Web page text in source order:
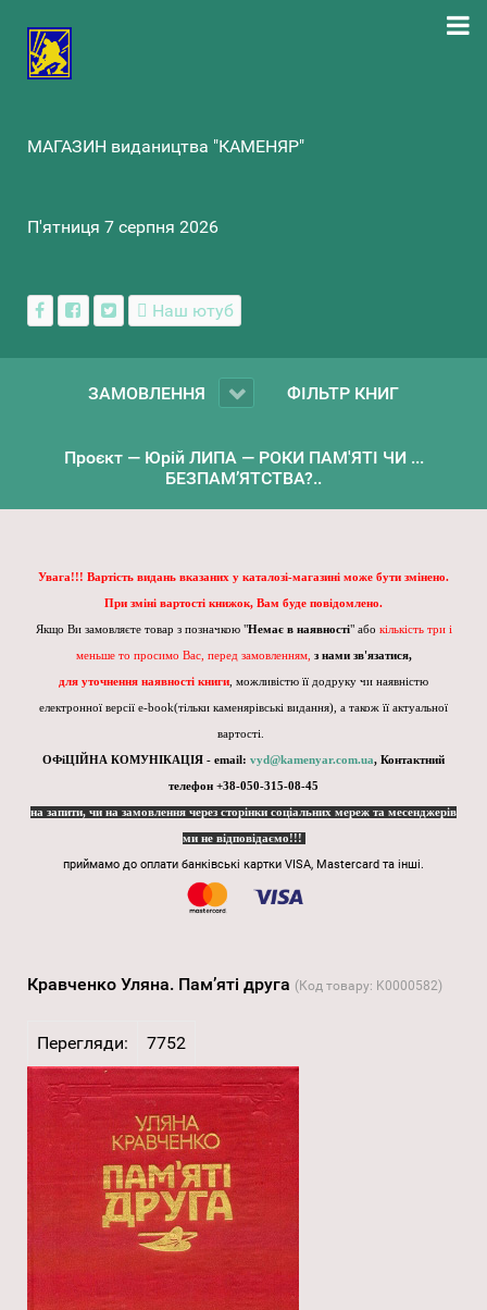
МАГАЗИН видаництва "КАМЕНЯР"
П'ятниця 7 серпня 2026
Наш ютуб
ЗАМОВЛЕННЯ ФІЛЬТР КНИГ
Проєкт — Юрій ЛИПА — РОКИ ПАМ'ЯТІ ЧИ ...
БЕЗПАМ’ЯТСТВА?..
Увага!!! Вартість видань вказаних у каталозі-магазині може бути змінено.
При зміні вартості книжок, Вам буде повідомлено.
Якщо Ви замовляєте товар з позначкою "Немає в наявності" або кількість три і
меньше то просимо Вас, перед замовленням, з нами зв'язатися,
для уточнення наявності книги , можливістю її додруку чи наявністю
електронної версії e-book(тільки каменярівські видання), а також її актуальної
вартості.
ОФіЦІЙНА КОМУНІКАЦІЯ - email: vyd@kamenyar.com.ua, Контактний
телефон +38-050-315-08-45
на запити, чи на замовлення через сторінки соціальних мереж та месенджерів
ми не відповідаємо!!!
приймамо до оплати банківські картки VISA, Mastercard та інші.
Кравченко Уляна. Пам’яті друга (Код товару: K0000582)
Перегляди: 7752